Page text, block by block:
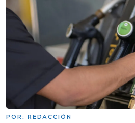
POR: REDACCIÓN